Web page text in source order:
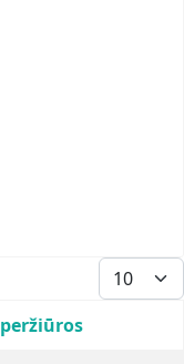
Rodyti po
peržiūros